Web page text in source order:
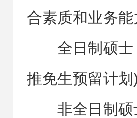
合素质和业务能
全日制硕
推免生预留计划)
非全日制